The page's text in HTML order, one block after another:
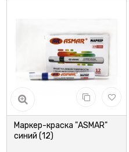
Маркер-краска "ASMAR"
синий (12)